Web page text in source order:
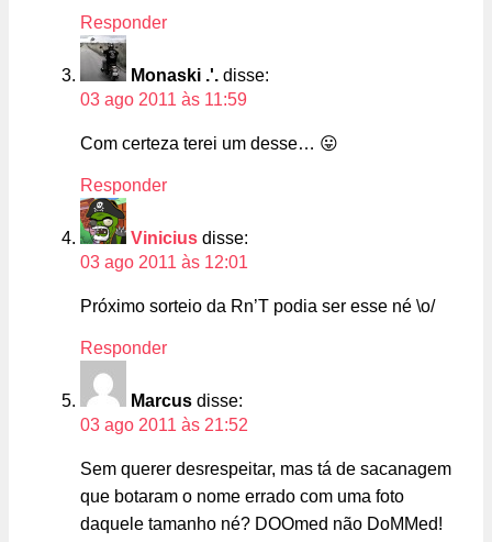
Responder
Monaski .'. disse:
03 ago 2011 às 11:59
Com certeza terei um desse… 😛
Responder
Vinicius disse:
03 ago 2011 às 12:01
Próximo sorteio da Rn’T podia ser esse né \o/
Responder
Marcus disse:
03 ago 2011 às 21:52
Sem querer desrespeitar, mas tá de sacanagem
que botaram o nome errado com uma foto
daquele tamanho né? DOOmed não DoMMed!